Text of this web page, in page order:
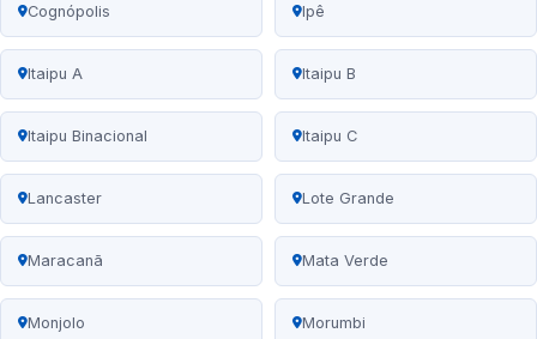
Cognópolis Ipê
Itaipu A Itaipu B
Itaipu Binacional Itaipu C
Lancaster Lote Grande
Maracanã Mata Verde
Monjolo Morumbi